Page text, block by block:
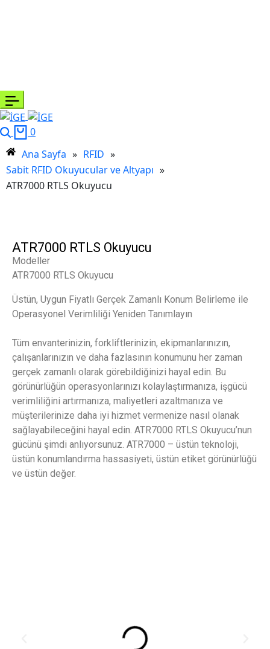
0
Ana Sayfa » RFID »
Sabit RFID Okuyucular ve Altyapı »
ATR7000 RTLS Okuyucu
ATR7000 RTLS Okuyucu
Modeller
ATR7000 RTLS Okuyucu
Üstün, Uygun Fiyatlı Gerçek Zamanlı Konum Belirleme ile
Operasyonel Verimliliği Yeniden Tanımlayın
Tüm envanterinizin, forkliftlerinizin, ekipmanlarınızın,
çalışanlarınızın ve daha fazlasının konumunu her zaman
gerçek zamanlı olarak görebildiğinizi hayal edin. Bu
görünürlüğün operasyonlarınızı kolaylaştırmanıza, işgücü
verimliliğini artırmanıza, maliyetleri azaltmanıza ve
müşterilerinize daha iyi hizmet vermenize nasıl olanak
sağlayabileceğini hayal edin. ATR7000 RTLS Okuyucu’nun
gücünü şimdi anlıyorsunuz. ATR7000 – üstün teknoloji,
üstün konumlandırma hassasiyeti, üstün etiket görünürlüğü
ve üstün değer.